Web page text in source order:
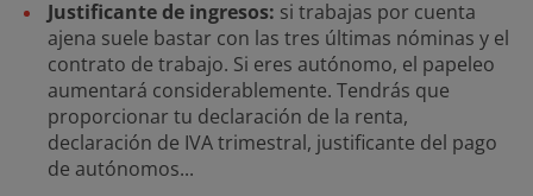
Justificante de ingresos: si trabajas por cuenta
ajena suele bastar con las tres últimas nóminas y el
contrato de trabajo. Si eres autónomo, el papeleo
aumentará considerablemente. Tendrás que
proporcionar tu declaración de la renta,
declaración de IVA trimestral, justificante del pago
de autónomos...